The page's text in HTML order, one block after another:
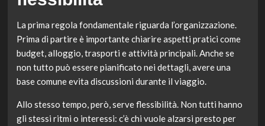
La prima regola fondamentale riguarda l’organizzazione.
Prima di partire è importante chiarire aspetti pratici come
budget, alloggio, trasporti e attività principali. Anche se
non tutto può essere pianificato nei dettagli, avere una
base comune evita discussioni durante il viaggio.
Allo stesso tempo, però, serve flessibilità. Non tutti hanno
gli stessi ritmi o interessi: c’è chi vuole alzarsi presto per